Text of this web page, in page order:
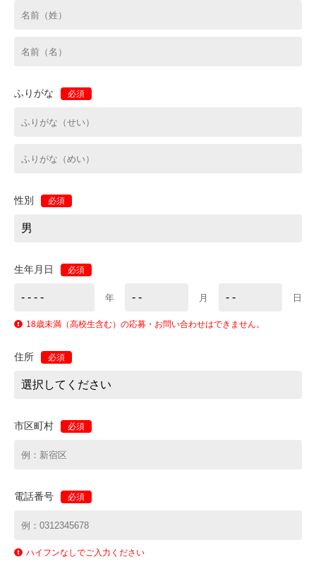
ふりがな 必須
性別 必須
生年月日 必須
年 月 日
18歳未満（高校生含む）の応募・お問い合わせはできません。
住所 必須
市区町村 必須
電話番号 必須
ハイフンなしでご入力ください